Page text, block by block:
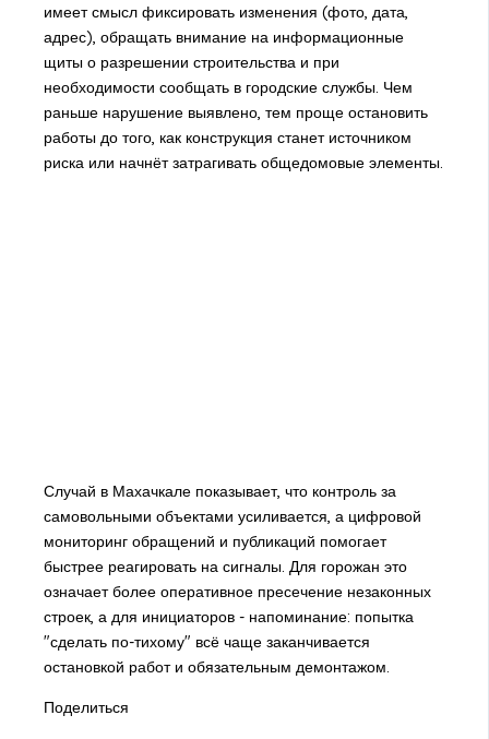
имеет смысл фиксировать изменения (фото, дата,
адрес), обращать внимание на информационные
щиты о разрешении строительства и при
необходимости сообщать в городские службы. Чем
раньше нарушение выявлено, тем проще остановить
работы до того, как конструкция станет источником
риска или начнёт затрагивать общедомовые элементы.
Случай в Махачкале показывает, что контроль за
самовольными объектами усиливается, а цифровой
мониторинг обращений и публикаций помогает
быстрее реагировать на сигналы. Для горожан это
означает более оперативное пресечение незаконных
строек, а для инициаторов - напоминание: попытка
"сделать по-тихому" всё чаще заканчивается
остановкой работ и обязательным демонтажом.
Поделиться